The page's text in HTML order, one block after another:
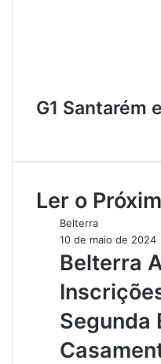
G1 Santarém
b
i
tLer o
Belterra
10 de maio de 2024
Belterra
Segunda